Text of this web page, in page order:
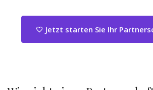
Jetzt starten Sie Ihr